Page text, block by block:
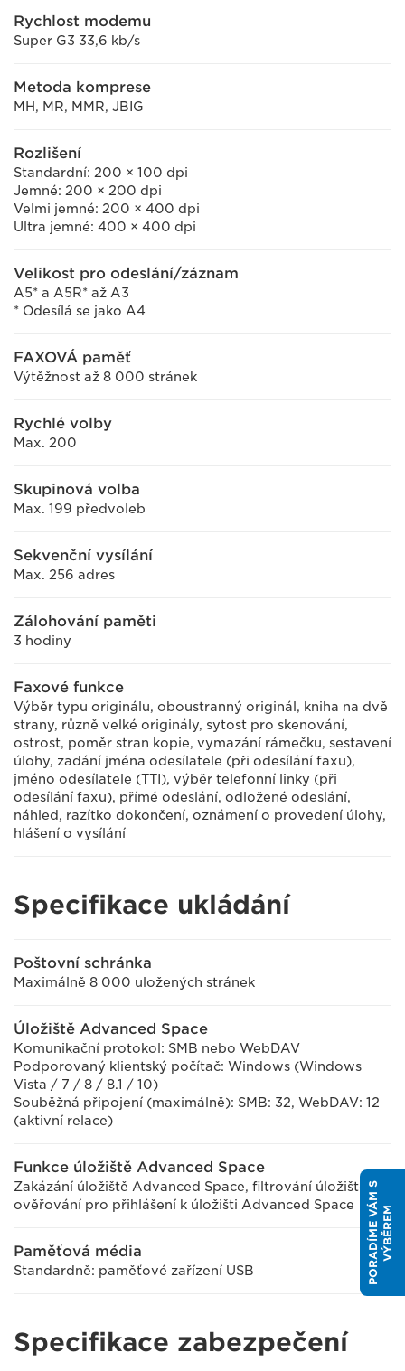
Rychlost modemu
Super G3 33,6 kb/s
Metoda komprese
MH, MR, MMR, JBIG
Rozlišení
Standardní: 200 × 100 dpi
Jemné: 200 × 200 dpi
Velmi jemné: 200 × 400 dpi
Ultra jemné: 400 × 400 dpi
Velikost pro odeslání/záznam
A5* a A5R* až A3
* Odesílá se jako A4
FAXOVÁ paměť
Výtěžnost až 8 000 stránek
Rychlé volby
Max. 200
Skupinová volba
Max. 199 předvoleb
Sekvenční vysílání
Max. 256 adres
Zálohování paměti
3 hodiny
Faxové funkce
Výběr typu originálu, oboustranný originál, kniha na dvě
strany, různě velké originály, sytost pro skenování,
ostrost, poměr stran kopie, vymazání rámečku, sestavení
úlohy, zadání jména odesílatele (při odesílání faxu),
jméno odesílatele (TTI), výběr telefonní linky (při
odesílání faxu), přímé odeslání, odložené odeslání,
náhled, razítko dokončení, oznámení o provedení úlohy,
hlášení o vysílání
Specifikace ukládání
Poštovní schránka
Maximálně 8 000 uložených stránek
Úložiště Advanced Space
Komunikační protokol: SMB nebo WebDAV
Podporovaný klientský počítač: Windows (Windows
Vista / 7 / 8 / 8.1 / 10)
Souběžná připojení (maximálně): SMB: 32, WebDAV: 12
(aktivní relace)
Funkce úložiště Advanced Space
Zakázání úložiště Advanced Space, filtrování úložiště,
ověřování pro přihlášení k úložišti Advanced Space
Paměťová média
Standardně: paměťové zařízení USB
Specifikace zabezpečení
P
O
R
A
D
Í
M
E
V
Á
M
S
V
Ý
B
Ě
R
EM